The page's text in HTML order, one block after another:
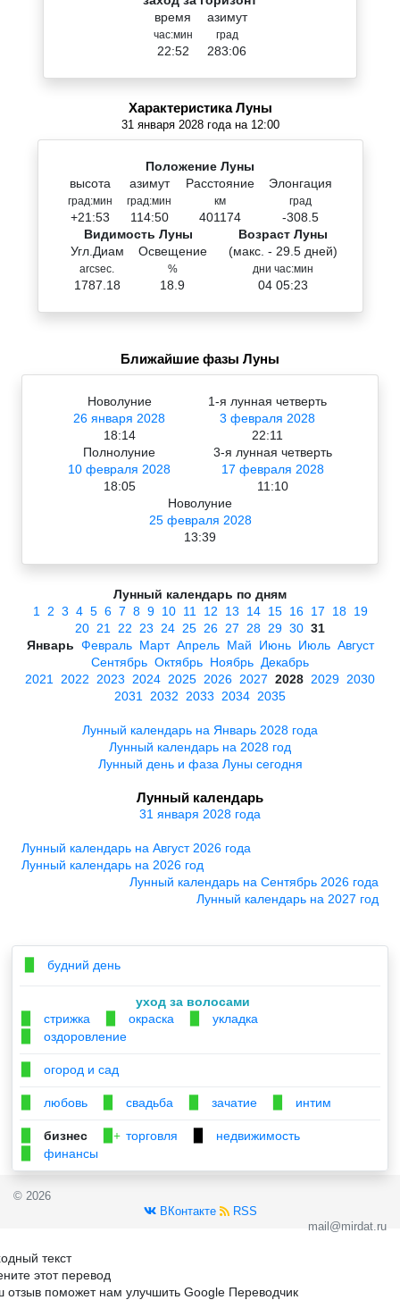
время
час:мин
22:52
азимут
град
283:06
Характеристика Луны
31 января 2028 года на 12:00
Положение Луны
высота
град:мин
+21:53
азимут
град:мин
114:50
Расстояние
км
401174
Элонгация
град
-308.5
Видимость Луны
Угл.Диам
arcsec.
1787.18
Освещение
%
18.9
Возраст Луны
(макс. - 29.5 дней)
дни час:мин
04 05:23
Ближайшие фазы Луны
Новолуние
26 января 2028
18:14
1-я лунная четверть
3 февраля 2028
22:11
Полнолуние
10 февраля 2028
18:05
3-я лунная четверть
17 февраля 2028
11:10
Новолуние
25 февраля 2028
13:39
Лунный календарь по дням
1
2 3 4 5 6 7 8 9 10 11 12 13 14 15 16 17 18 19
20 21 22 23 24 25 26 27 28 29 30 31
Январь Февраль Март Апрель Май Июнь Июль Август
Сентябрь Октябрь Ноябрь Декабрь
2021
2022 2023 2024 2025 2026 2027 2028 2029 2030
2031
2032 2033 2034 2035
Лунный календарь на Январь 2028 года
Лунный календарь на 2028 год
Лунный день и фаза Луны сегодня
Лунный календарь
31 января 2028 года
Лунный календарь на Август 2026 года
Лунный календарь на 2026 год
Лунный календарь на Сентябрь 2026 года
Лунный календарь на 2027 год
будний день
уход за волосами
стрижка окраска укладка
оздоровление
огород и сад
любовь свадьба зачатие интим
бизнес ▉+ торговля недвижимость
финансы
© 2026
ВКонтакте
RSS
mail@mirdat.ru
текст
этот перевод
отзыв поможет нам улучшить Google Переводчик